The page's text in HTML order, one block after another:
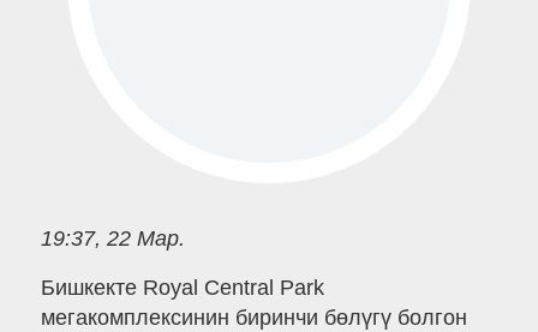
19:37, 22 Мар.
Бишкекте Royal Central Park
мегакомплексинин биринчи бөлүгү болгон